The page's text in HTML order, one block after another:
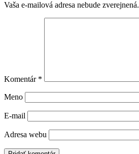
Vaša e-mailová adresa nebude zverejnená.
Komentár *
Meno
E-mail
Adresa webu